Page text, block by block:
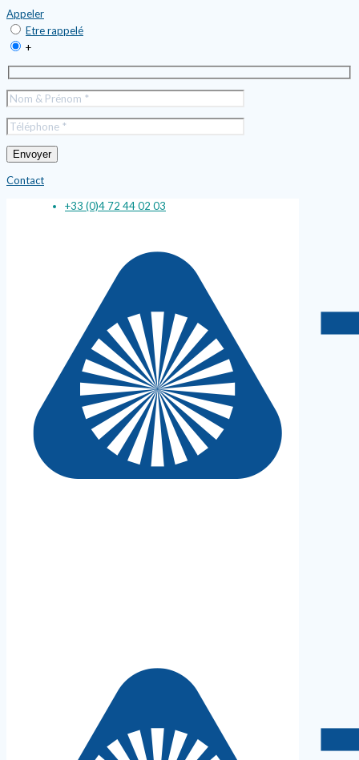
Appeler
Etre rappelé
+
Contact
+33 (0)4 72 44 02 03